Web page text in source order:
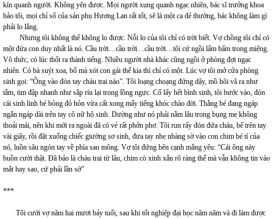
kín quanh người. Không yên được. Mọi người xung quanh ngạc nhiên, bác sĩ trưởng khoa
bảo tôi, mọi chỉ số của sản phụ Hương Lan rất tốt, sẽ là một ca đẻ thường, bác không làm gì
phải lo lắng.
Nhưng tôi không thể không lo được. Nỗi lo của tôi chỉ có trời biết. Vợ chồng tôi chỉ có
một đứa con duy nhất là nó. Cầu trời…cầu trời…cầu trời…tôi cứ ngồi lẩm bẩm trong miệng.
Vô thức, có lúc thốt ra thành tiếng. Nhiều người nhà khác cũng ngồi ở phòng đợi ngạc
nhiên. Có bà suýt xoa, bố mà xót con gái thế kia thì chỉ có một. Lúc vợ tôi mở cửa phòng
sinh gọi: “Ông vào đón tay cháu trai nào”. Tôi loạng choạng đứng dậy, mồ hôi vã ra như
tắm, tim đập nhanh như sắp ríu lại trong lồng ngực. Cố lấy hết bình sinh, tôi bước vào, đón
cái sinh linh bé bỏng đỏ hỏn vừa cất xong mấy tiếng khóc chào đời. Thằng bé đang ngáp
ngắn ngáp dài trên tay cô nữ hộ sinh. Dường như nó phải nằm lâu trong bụng mẹ không
thoải mái, nên khi mới ra ngoài đã có vẻ rất phởn phơ. Tôi run rẩy đón đứa cháu, bế trên tay
vài giây, rồi đặt xuống chiếc giường sơ sinh, đưa tay nhẹ nhàng sờ vào con chim bé tí của
nó, luồn sâu ngón tay về phía sau mông. Vợ tôi đứng bên cạnh mắng yêu: “Cái ông này
buồn cười thật. Đã bảo là cháu trai từ lâu, chim cò xinh xắn rõ ràng thế mà vẫn không tin vào
mắt hay sao, cứ phải lần sờ”
***
Tôi cưới vợ năm hai mươi bảy tuổi, sau khi tốt nghiệp đại học năm năm và đi làm được